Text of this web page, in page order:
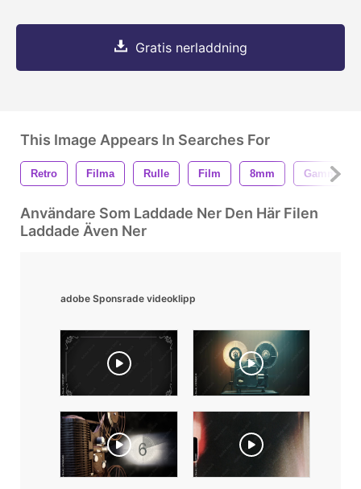
Gratis nerladdning
This Image Appears In Searches For
Retro Filma Rulle Film 8mm Gammal
Användare Som Laddade Ner Den Här Filen
Laddade Även Ner
adobe Sponsrade videoklipp